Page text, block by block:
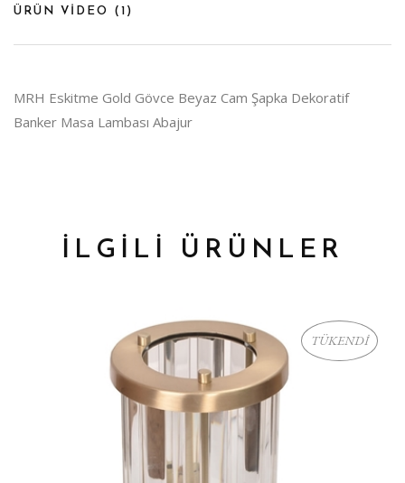
ÜRÜN VİDEO ( 1 )
MRH Eskitme Gold Gövce Beyaz Cam Şapka Dekoratif
Banker Masa Lambası Abajur
İLGİLİ ÜRÜNLER
TÜKENDİ